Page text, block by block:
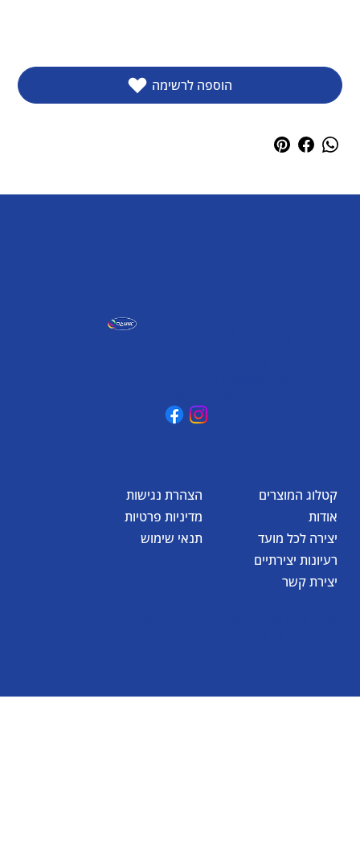
הוספה לרשימה
הצהרת נגישות
מדיניות פרטיות
תנאי שימוש
קטלוג המוצרים
אודות
יצירה לכל מועד
רעיונות יצירתיים
יצירת קשר